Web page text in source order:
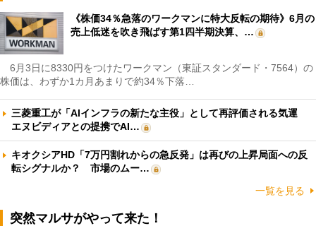
《株価34％急落のワークマンに特大反転の期待》6月の
売上低迷を吹き飛ばす第1四半期決算、…
6月3日に8330円をつけたワークマン（東証スタンダード・7564）の
株価は、わずか1カ月あまりで約34％下落…
三菱重工が「AIインフラの新たな主役」として再評価される気運
エヌビディアとの提携でAI…
キオクシアHD「7万円割れからの急反発」は再びの上昇局面への反
転シグナルか？ 市場のムー…
一覧を見る
突然マルサがやって来た！